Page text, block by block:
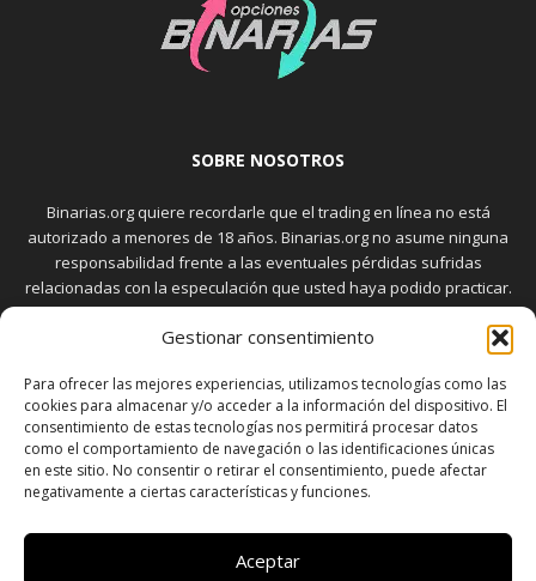
Gestionar consentimiento
Para ofrecer las mejores experiencias, utilizamos tecnologías como las
cookies para almacenar y/o acceder a la información del dispositivo. El
consentimiento de estas tecnologías nos permitirá procesar datos
como el comportamiento de navegación o las identificaciones únicas
en este sitio. No consentir o retirar el consentimiento, puede afectar
negativamente a ciertas características y funciones.
Aceptar
SOBRE NOSOTROS
Binarias.org quiere recordarle que el trading en línea no está
autorizado a menores de 18 años. Binarias.org no asume ninguna
responsabilidad frente a las eventuales pérdidas sufridas
relacionadas con la especulación que usted haya podido practicar.
El trading en el mercado de opciones binarias implica riesgos
elevados. Usted debe conocer y aceptar estos riesgos, que
transacciones bursátiles.
SÍGUENOS